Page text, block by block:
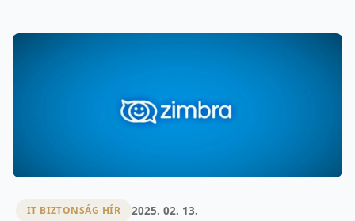
IT BIZTONSÁG HÍR 2025. 02. 13.